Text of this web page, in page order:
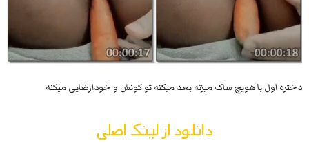
دختره اول با هویچ ساک میزنه بعد میکنه تو کونش و خودارضایی میکنه
دانلود از لینک اصلی